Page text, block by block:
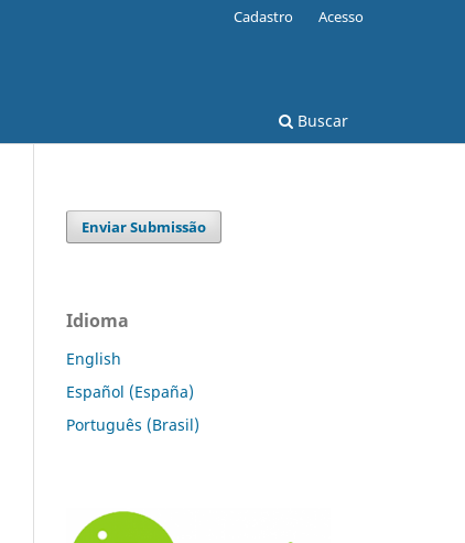
Buscar
Cadastro Acesso
Enviar Submissão
Idioma
English
Español (España)
Português (Brasil)